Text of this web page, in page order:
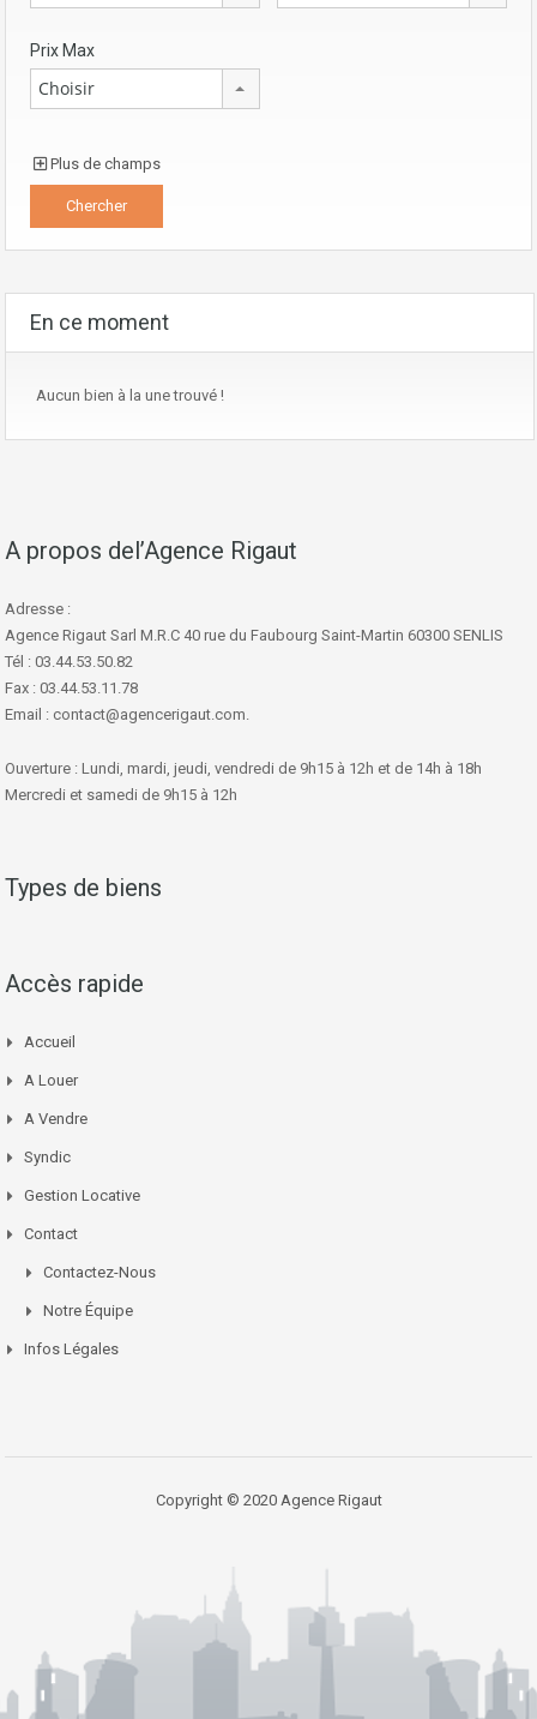
Prix Max
Choisir
Plus de champs
En ce moment
Aucun bien à la une trouvé !
A propos del’Agence Rigaut
Adresse :
Agence Rigaut Sarl M.R.C 40 rue du Faubourg Saint-Martin 60300 SENLIS
Tél : 03.44.53.50.82
Fax : 03.44.53.11.78
Email : contact@agencerigaut.com.
Ouverture : Lundi, mardi, jeudi, vendredi de 9h15 à 12h et de 14h à 18h
Mercredi et samedi de 9h15 à 12h
Types de biens
Accès rapide
Accueil
A Louer
A Vendre
Syndic
Gestion Locative
Contact
Contactez-Nous
Notre Équipe
Infos Légales
Copyright © 2020 Agence Rigaut